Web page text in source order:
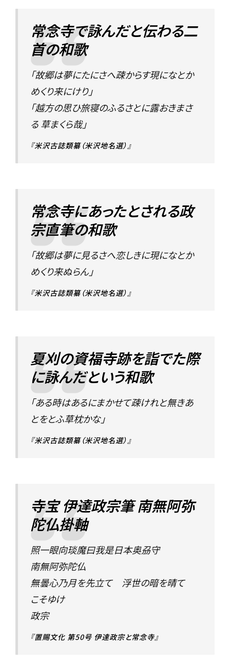
常念寺で詠んだと伝わる二
首の和歌
「故郷は夢にたにさへ疎からす現になとか
めくり来にけり」
「越方の思ひ旅寝のふるさとに露おきまさ
る 草まくら哉」
『米沢古誌類纂（米沢地名選）』
常念寺にあったとされる政
宗直筆の和歌
「故郷は夢に見るさへ恋しきに現になとか
めくり来ぬらん」
『米沢古誌類纂（米沢地名選）』
夏刈の資福寺跡を詣でた際
に詠んだという和歌
「ある時はあるにまかせて疎けれと無きあ
とをとふ草枕かな」
『米沢古誌類纂（米沢地名選）』
寺宝 伊達政宗筆 南無阿弥
陀仏掛軸
照一眼向琰魔曰我是日本奥刕守
南無阿弥陀仏
無曇心乃月を先立て 浮世の暗を晴て
こそゆけ
政宗
『置賜文化 第50号 伊達政宗と常念寺』